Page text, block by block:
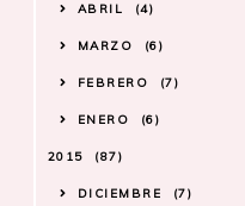
ABRIL 4
MARZO 6
FEBRERO 7
ENERO 6
2015 87
DICIEMBRE 7